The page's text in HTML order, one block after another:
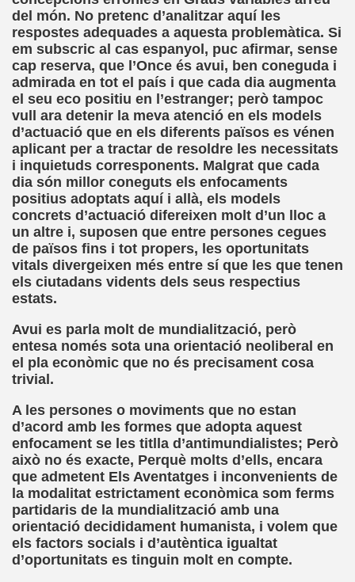
del món. No pretenc d’analitzar aquí les
respostes adequades a aquesta problemàtica. Si
em subscric al cas espanyol, puc afirmar, sense
cap reserva, que l’Once és avui, ben coneguda i
admirada en tot el país i que cada dia augmenta
el seu eco positiu en l’estranger; però tampoc
vull ara detenir la meva atenció en els models
d’actuació que en els diferents països es vénen
aplicant per a tractar de resoldre les necessitats
i inquietuds corresponents. Malgrat que cada
dia són millor coneguts els enfocaments
positius adoptats aquí i allà, els models
concrets d’actuació difereixen molt d’un lloc a
un altre i, suposen que entre persones cegues
de països fins i tot propers, les oportunitats
vitals divergeixen més entre sí que les que tenen
els ciutadans vidents dels seus respectius
estats.
Avui es parla molt de mundialització, però
entesa només sota una orientació neoliberal en
el pla econòmic que no és precisament cosa
trivial.
A les persones o moviments que no estan
d’acord amb les formes que adopta aquest
enfocament se les titlla d’antimundialistes; Però
això no és exacte, Perquè molts d’ells, encara
que admetent Els Aventatges i inconvenients de
la modalitat estrictament econòmica som ferms
partidaris de la mundialització amb una
orientació decididament humanista, i volem que
els factors socials i d’autèntica igualtat
d’oportunitats es tinguin molt en compte.
ciego, elpais.com, 03-02-2008 (Juan José Millás)
(Juan José Millás)
(José Molina Torres)
(José Molina Torres)
San Luis Gonzaga de la ONCE (José Molina Torres)
Figueroa)
(Andrea Muñoz Fernández)
Jesús Cañamares Muñoz)
Muñoz)
torres)
de Papel (José Molina Torres)
- Reunión de Semáforos (José Molina Torres)
Pelayo, Jesús Montoro y Espido Freire)
El País, 12 de Mayo de 1990 (Antonio Muñoz Molina)